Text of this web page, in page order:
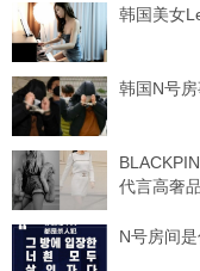
韩国美女
韩国N号
代言高奢
N号房间